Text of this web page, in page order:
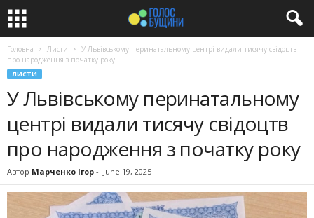
Головна Листи
У Львівському перинатальному центрі видали тисячу свідоцтв
про народження з початку року
ЛИСТИ
У Львівському перинатальному
центрі видали тисячу свідоцтв
про народження з початку року
Автор Марченко Ігор - June 19, 2025